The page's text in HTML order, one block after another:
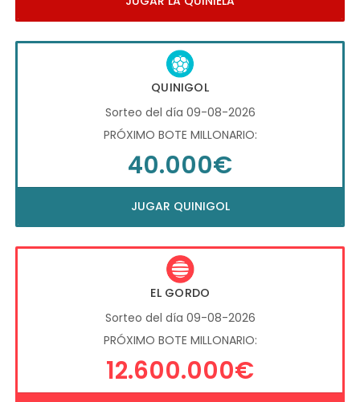
QUINIGOL
Sorteo del día 09-08-2026
PRÓXIMO BOTE MILLONARIO:
40.000€
JUGAR QUINIGOL
EL GORDO
Sorteo del día 09-08-2026
PRÓXIMO BOTE MILLONARIO:
12.600.000€